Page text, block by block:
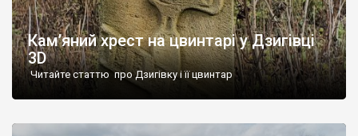
Кам’яний хрест на цвинтарі у Дзигівці
3D
Читайте статтю про Дзигівку і її цвинтар